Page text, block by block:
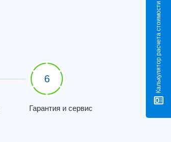
Калькулятор расчета стоимости
6
Гарантия и сервис